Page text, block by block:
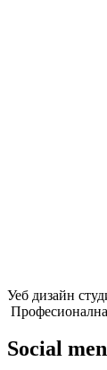
Уеб дизайн
Професионална
Social